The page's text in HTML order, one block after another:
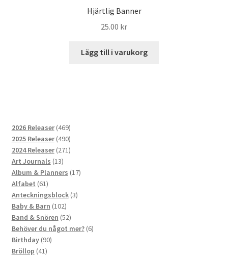
Hjärtlig Banner
25.00 kr
Lägg till i varukorg
2026 Releaser 469469
produkter
2025 Releaser 490490
produkter
2024 Releaser 271271
Art Journals 1313
produkter
Album & Planners 1717
Alfabet 6161
produkter
Anteckningsblock 33
Baby & Barn 102102
produkter
Band & Snören 5252
produkter
Behöver du något mer? 66
Birthday 9090
Bröllop 4141